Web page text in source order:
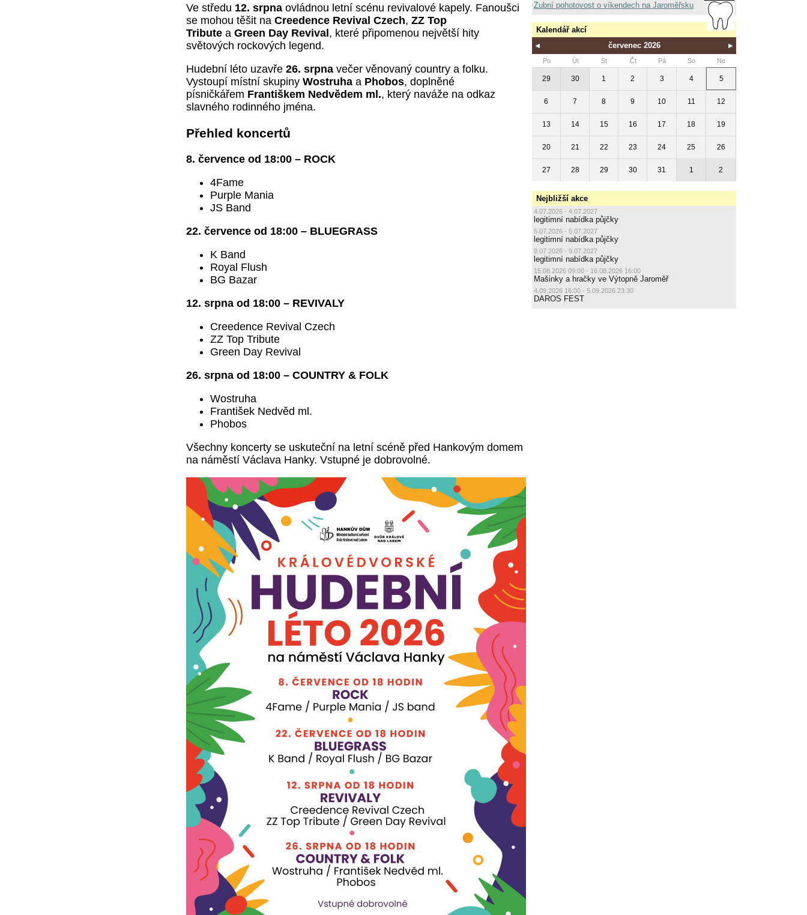
Ve středu 12. srpna ovládnou letní scénu revivalové kapely. Fanoušci
se mohou těšit na Creedence Revival Czech, ZZ Top
Tribute a Green Day Revival , které připomenou největší hity
světových rockových legend.
Hudební léto uzavře 26. srpna večer věnovaný country a folku.
Vystoupí místní skupiny Wostruha a Phobos, doplněné
písničkářem Františkem Nedvědem ml., který naváže na odkaz
slavného rodinného jména.
Přehled koncertů
8. července od 18:00 – ROCK
4Fame
Purple Mania
JS Band
22. července od 18:00 – BLUEGRASS
K Band
Royal Flush
BG Bazar
12. srpna od 18:00 – REVIVALY
Creedence Revival Czech
ZZ Top Tribute
Green Day Revival
26. srpna od 18:00 – COUNTRY & FOLK
Wostruha
František Nedvěd ml.
Phobos
Všechny koncerty se uskuteční na letní scéně před Hankovým domem
na náměstí Václava Hanky. Vstupné je dobrovolné.
Zubní pohotovost o víkendech na Jaroměřsku
Kalendář akcí
červenec 2026
Po Út St Čt Pá So Ne
29 30 1 2 3 4 5
6 7 8 9 10 11 12
13 14 15 16 17 18 19
20 21 22 23 24 25 26
27 28 29 30 31 1 2
Nejbližší akce
4.07.2026 - 4.07.2027
legitimní nabídka půjčky
5.07.2026 - 5.07.2027
legitimní nabídka půjčky
9.07.2026 - 9.07.2027
legitimní nabídka půjčky
15.08.2026 09:00 - 16.08.2026 16:00
Mašinky a hračky ve Výtopně Jaroměř
4.09.2026 16:00 - 5.09.2026 23:30
DAROS FEST